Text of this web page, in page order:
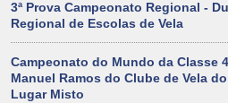
3ª Prova Campeonato Regional -
Regional de Escolas de Vela
Campeonato do Mundo da Classe
Manuel Ramos do Clube de Vela
Lugar Misto